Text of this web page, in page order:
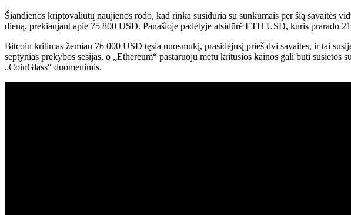
Šiandienos kriptovaliutų naujienos rodo, kad rinka susiduria su sunkumais per šią
dieną, prekiaujant apie 75 800 USD. Panašioje padėtyje atsidūrė ETH USD, kuris
Bitcoin kritimas žemiau 76 000 USD tęsia nuosmukį, prasidėjusį prieš dvi savaites, ir tai
septynias prekybos sesijas, o „Ethereum“ pastaruoju metu kritusios kainos gali būti
„CoinGlass“ duomenimis.